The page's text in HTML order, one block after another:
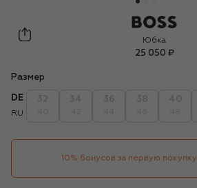
BOSS
Юбка
25 050 ₽
Размер
DE
RU
10% бонусов за первую покупку